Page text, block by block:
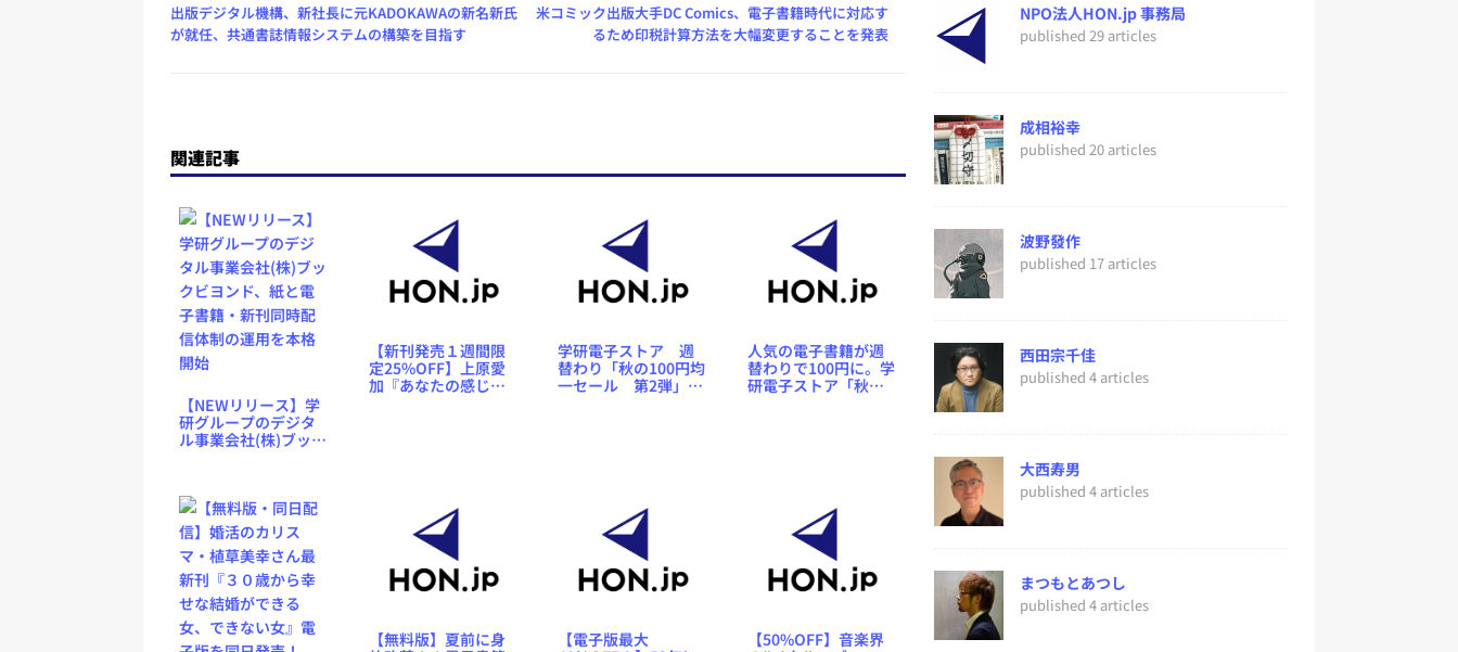
出版デジタル機構、新社長に元KADOKAWAの新名新氏
が就任、共通書誌情報システムの構築を目指す
米コミック出版大手DC Comics、電子書籍時代に対応す
るため印税計算方法を大幅変更することを発表
関連記事
【NEWリリース】学
研グループのデジタ
ル事業会社(株)ブック
体制の運用を本格開
始
【新刊発売１週間限
定25%OFF】上原愛
加『あなたの感じる
学研電子ストア 週
替わり「秋の100円均
一セール 第2弾」ス
人気の電子書籍が週
替わりで100円に。学
研電子ストア「秋の
【無料版】夏前に身
【電子版最大
【50%OFF】音楽界
NPO法人HON.jp 事務局
published 29 articles
成相裕幸
published 20 articles
波野發作
published 17 articles
西田宗千佳
published 4 articles
大西寿男
published 4 articles
まつもとあつし
published 4 articles